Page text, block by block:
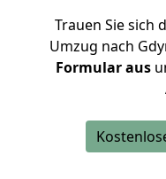
Trauen Sie sich
Umzug nach
Formular aus